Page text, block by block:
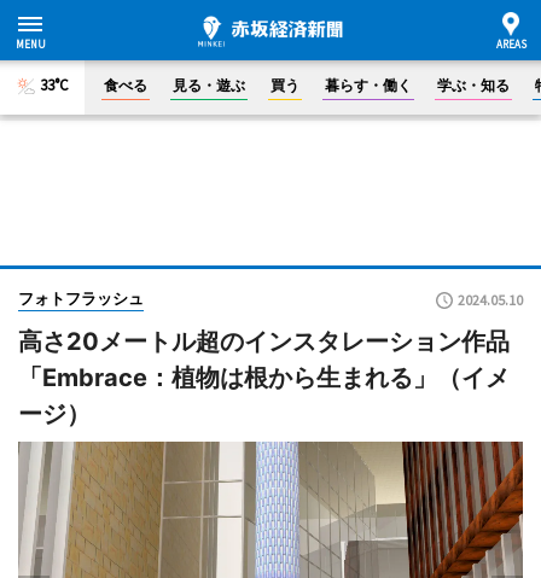
33°C 食べる 見る・遊ぶ 買う 暮らす・働く 学ぶ・知る
フォトフラッシュ 2024.05.10
高さ20メートル超のインスタレーション作品
「Embrace：植物は根から生まれる」（イメ
ージ）